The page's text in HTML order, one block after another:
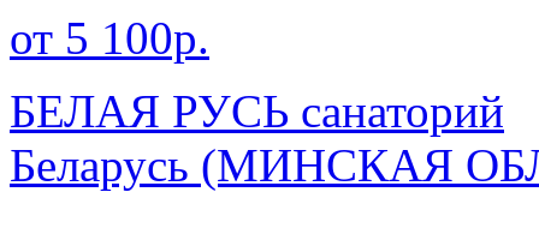
от 5 100р.
БЕЛАЯ РУСЬ санаторий
Беларусь (МИНСКАЯ